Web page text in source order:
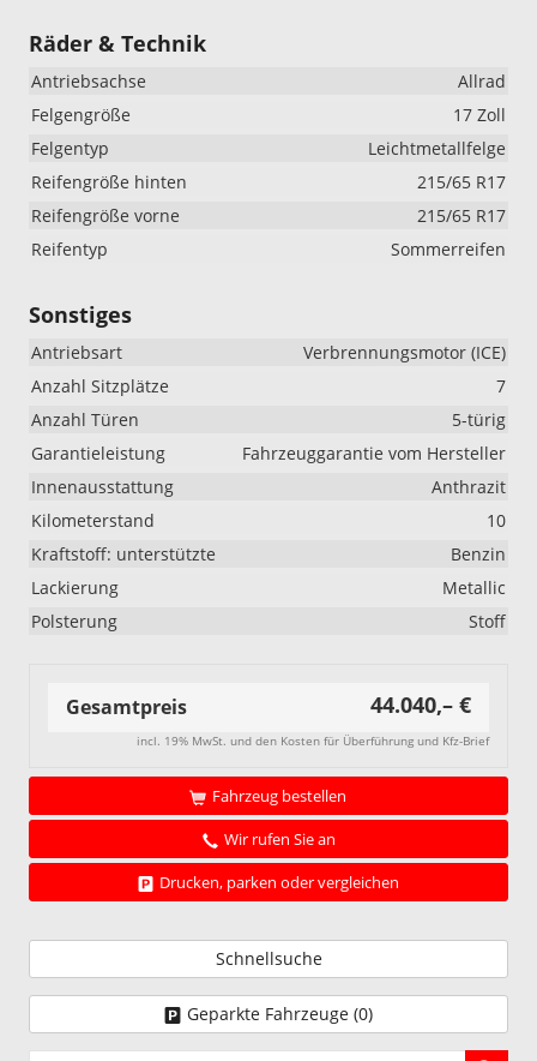
Räder & Technik
Antriebsachse
Allrad
Felgengröße
17 Zoll
Felgentyp
Leichtmetallfelge
Reifengröße hinten
215/65 R17
Reifengröße vorne
215/65 R17
Reifentyp
Sommerreifen
Sonstiges
Antriebsart
Verbrennungsmotor (ICE)
Anzahl Sitzplätze
7
Anzahl Türen
5-türig
Garantieleistung
Fahrzeuggarantie vom Hersteller
Innenausstattung
Anthrazit
Kilometerstand
10
Kraftstoff: unterstützte
Benzin
Lackierung
Metallic
Polsterung
Stoff
Gesamtpreis 44.040,– €
incl. 19% MwSt. und den Kosten für Überführung und Kfz-Brief
Fahrzeug bestellen
Wir rufen Sie an
Drucken, parken oder vergleichen
Schnellsuche
Geparkte Fahrzeuge (0)